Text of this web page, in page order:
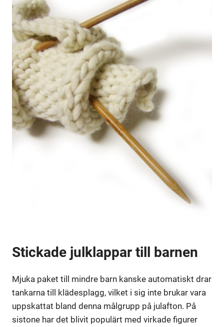
Stickade julklappar till barnen
Mjuka paket till mindre barn kanske automatiskt drar
tankarna till klädesplagg, vilket i sig inte brukar vara
uppskattat bland denna målgrupp på julafton. På
sistone har det blivit populärt med virkade figurer